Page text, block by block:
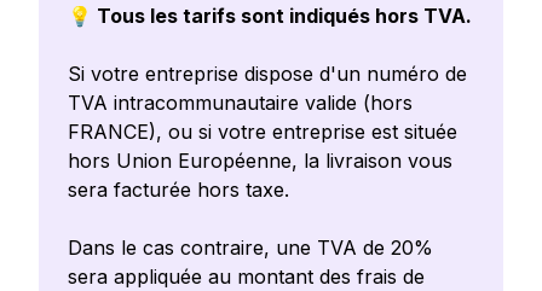
💡 Tous les tarifs sont indiqués hors TVA.
Si votre entreprise dispose d'un numéro de
TVA intracommunautaire valide (hors
FRANCE), ou si votre entreprise est située
hors Union Européenne, la livraison vous
sera facturée hors taxe.
Dans le cas contraire, une TVA de 20%
sera appliquée au montant des frais de